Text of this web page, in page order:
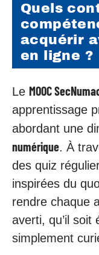
Quels
acquérir
en ligne ?
Le MOOC
apprentissage
abordant une
numérique. À
des quiz
inspirées du
rendre chaque
averti, qu’il soit
simplement